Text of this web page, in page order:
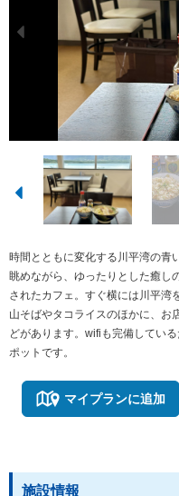
時間とともに変化する川平湾の青
眺めながら、ゆったりとした癒し
されたカフェ。すぐ横には川平湾
山そばやタコライスのほかに、お
どがあります。wifiも完備してい
ポットです。
マイプランに追加
施設情報